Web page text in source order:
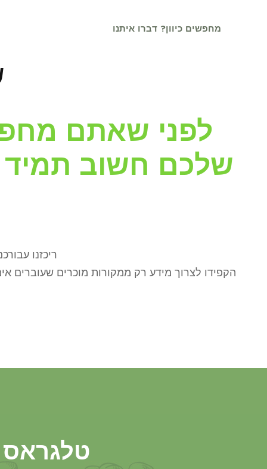
מחפשים כיוון? דברו איתנו
לפני שאתם
שלכם חשוב תמיד
ריכזנו
הקפידו לצרוך מידע רק ממקורות מוכרים שעוברים
טלגראס